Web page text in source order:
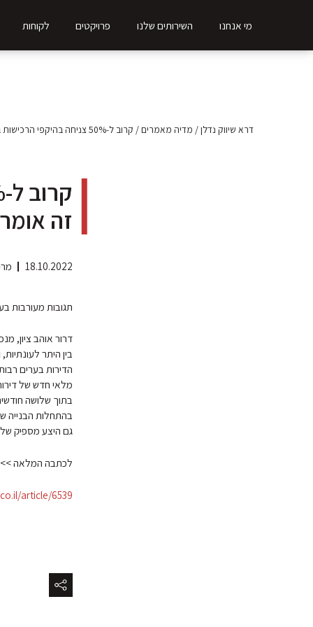
מי אנחנו השירותים שלנו פרויקטים לקוחות
דרא שיווק נדלן/ מדיה מאמרים/ קרוב ל-50% צניחה בהיקפי הרכישות באוגוסט: מה זה אומר?
זה
18.10.2022
תגובות מעורבות בענף
דרור אוהב ציון,
בין היתר
הדירות בערים
מלאי חדש של
בהתחלות הבנייה
גם היצע מספיק של
לכתבה המלאה >>
article/6539